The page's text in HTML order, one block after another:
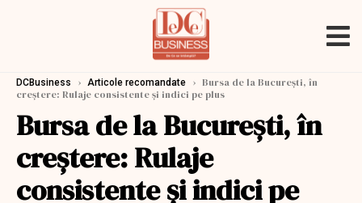
DCBusiness › Articole recomandate › Bursa de la București, în
creștere: Rulaje consistente și indici pe plus
Bursa de la București, în
creștere: Rulaje
consistente și indici pe